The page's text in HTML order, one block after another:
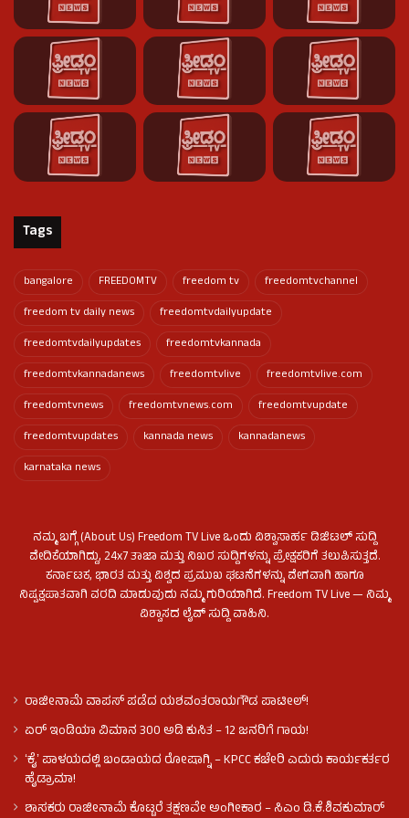
Tags
bangalore FREEDOMTV freedom tv
freedomtvchannel
freedom tv daily news
freedomtvdailyupdate
freedomtvdailyupdates
freedomtvkannada
freedomtvkannadanews
freedomtvlive
freedomtvlive.com
freedomtvnews
freedomtvnews.com
freedomtvupdate
freedomtvupdates
kannada news
kannadanews
karnataka news
ನಮ್ಮ ಬಗ್ಗೆ (About Us) Freedom TV Live ಒಂದು ವಿಶ್ವಾಸಾರ್ಹ ಡಿಜಿಟಲ್ ಸುದ್ದಿ
ವೇದಿಕೆಯಾಗಿದ್ದು, 24x7 ತಾಜಾ ಮತ್ತು ನಿಖರ ಸುದ್ದಿಗಳನ್ನು ಪ್ರೇಕ್ಷಕರಿಗೆ ತಲುಪಿಸುತ್ತದೆ.
ಕರ್ನಾಟಕ, ಭಾರತ ಮತ್ತು ವಿಶ್ವದ ಪ್ರಮುಖ ಘಟನೆಗಳನ್ನು ವೇಗವಾಗಿ ಹಾಗೂ
ನಿಷ್ಪಕ್ಷಪಾತವಾಗಿ ವರದಿ ಮಾಡುವುದು ನಮ್ಮ ಗುರಿಯಾಗಿದೆ. Freedom TV Live — ನಿಮ್ಮ
ವಿಶ್ವಾಸದ ಲೈವ್ ಸುದ್ದಿ ವಾಹಿನಿ.
ರಾಜೀನಾಮೆ ವಾಪಸ್ ಪಡೆದ ಯಶವಂತರಾಯಗೌಡ ಪಾಟೀಲ್‌!
ಏರ್ ಇಂಡಿಯಾ ವಿಮಾನ 300 ಅಡಿ ಕುಸಿತ – 12 ಜನರಿಗೆ ಗಾಯ!
ʻಕೈʼ​ ಪಾಳಯದಲ್ಲಿ ಬಂಡಾಯದ ರೋಷಾಗ್ನಿ – KPCC ಕಚೇರಿ ಎದುರು ಕಾರ್ಯಕರ್ತರ
ಹೈಡ್ರಾಮಾ!
ಶಾಸಕರು ರಾಜೀನಾಮೆ ಕೊಟ್ಟರೆ ತಕ್ಷಣವೇ ಅಂಗೀಕಾರ – ಸಿಎಂ ಡಿ.ಕೆ.ಶಿವಕುಮಾರ್